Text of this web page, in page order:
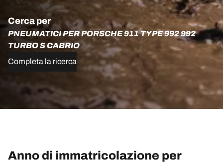
Cerca per
PNEUMATICI PER PORSCHE 911 TYPE 992 992
TURBO S CABRIO
Completa la ricerca
Anno di immatricolazione per